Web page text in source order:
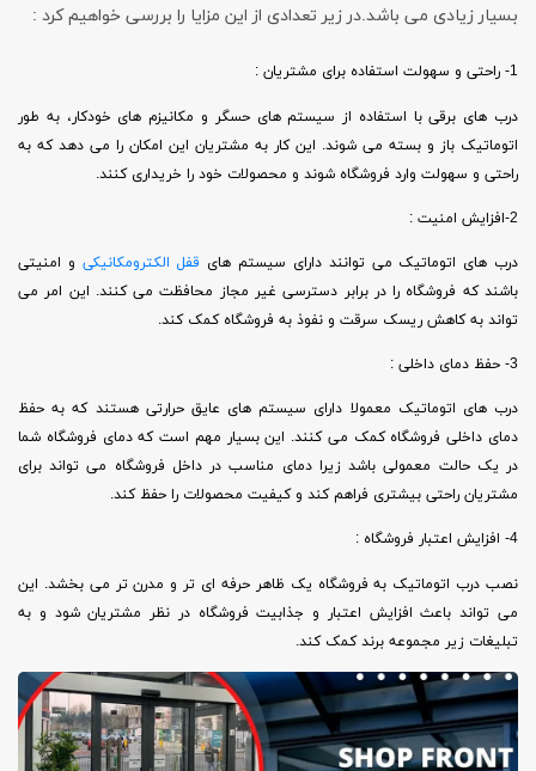
بسیار زیادی می باشد.در زیر تعدادی از این مزایا را بررسی خواهیم کرد :
1- راحتی و سهولت استفاده برای مشتریان :
درب های برقی با استفاده از سیستم های حسگر و مکانیزم های خودکار، به طور
اتوماتیک باز و بسته می شوند. این کار به مشتریان این امکان را می دهد که به
راحتی و سهولت وارد فروشگاه شوند و محصولات خود را خریداری کنند.
2-افزایش امنیت :
درب های اتوماتیک می توانند دارای سیستم های قفل الکترومکانیکی و امنیتی
باشند که فروشگاه را در برابر دسترسی غیر مجاز محافظت می کنند. این امر می
تواند به کاهش ریسک سرقت و نفوذ به فروشگاه کمک کند.
3- حفظ دمای داخلی :
درب های اتوماتیک معمولا دارای سیستم های عایق حرارتی هستند که به حفظ
دمای داخلی فروشگاه کمک می کنند. این بسیار مهم است که دمای فروشگاه شما
در یک حالت معمولی باشد زیرا دمای مناسب در داخل فروشگاه می تواند برای
مشتریان راحتی بیشتری فراهم کند و کیفیت محصولات را حفظ کند.
4- افزایش اعتبار فروشگاه :
نصب درب اتوماتیک به فروشگاه یک ظاهر حرفه ای تر و مدرن تر می بخشد. این
می تواند باعث افزایش اعتبار و جذابیت فروشگاه در نظر مشتریان شود و به
تبلیغات زیر مجموعه برند کمک کند.